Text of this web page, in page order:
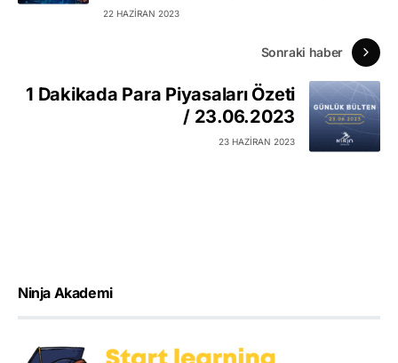
22 HAZIRAN 2023
Sonraki haber
1 Dakikada Para Piyasaları Özeti
/ 23.06.2023
23 HAZIRAN 2023
Ninja Akademi